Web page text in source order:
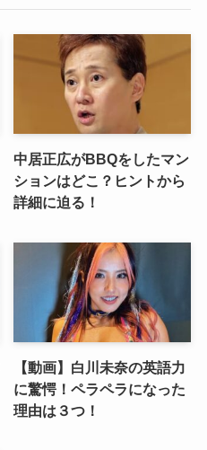
中居正広がBBQをしたマン
ションはどこ？ヒントから
詳細に迫る！
【動画】白川未奈の英語力
に驚愕！ペラペラになった
理由は３つ！